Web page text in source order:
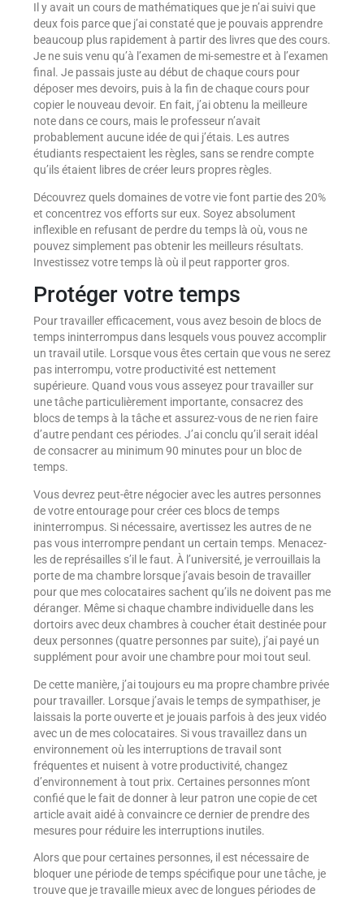
Il y avait un cours de mathématiques que je n’ai suivi que
deux fois parce que j’ai constaté que je pouvais apprendre
beaucoup plus rapidement à partir des livres que des cours.
Je ne suis venu qu’à l’examen de mi-semestre et à l’examen
final. Je passais juste au début de chaque cours pour
déposer mes devoirs, puis à la fin de chaque cours pour
copier le nouveau devoir. En fait, j’ai obtenu la meilleure
note dans ce cours, mais le professeur n’avait
probablement aucune idée de qui j’étais. Les autres
étudiants respectaient les règles, sans se rendre compte
qu’ils étaient libres de créer leurs propres règles.
Découvrez quels domaines de votre vie font partie des 20%
et concentrez vos efforts sur eux. Soyez absolument
inflexible en refusant de perdre du temps là où, vous ne
pouvez simplement pas obtenir les meilleurs résultats.
Investissez votre temps là où il peut rapporter gros.
Protéger votre temps
Pour travailler efficacement, vous avez besoin de blocs de
temps ininterrompus dans lesquels vous pouvez accomplir
un travail utile. Lorsque vous êtes certain que vous ne serez
pas interrompu, votre productivité est nettement
supérieure. Quand vous vous asseyez pour travailler sur
une tâche particulièrement importante, consacrez des
blocs de temps à la tâche et assurez-vous de ne rien faire
d’autre pendant ces périodes. J’ai conclu qu’il serait idéal
de consacrer au minimum 90 minutes pour un bloc de
temps.
Vous devrez peut-être négocier avec les autres personnes
de votre entourage pour créer ces blocs de temps
ininterrompus. Si nécessaire, avertissez les autres de ne
pas vous interrompre pendant un certain temps. Menacez-
les de représailles s’il le faut. À l’université, je verrouillais la
porte de ma chambre lorsque j’avais besoin de travailler
pour que mes colocataires sachent qu’ils ne doivent pas me
déranger. Même si chaque chambre individuelle dans les
dortoirs avec deux chambres à coucher était destinée pour
deux personnes (quatre personnes par suite), j’ai payé un
supplément pour avoir une chambre pour moi tout seul.
De cette manière, j’ai toujours eu ma propre chambre privée
pour travailler. Lorsque j’avais le temps de sympathiser, je
laissais la porte ouverte et je jouais parfois à des jeux vidéo
avec un de mes colocataires. Si vous travaillez dans un
environnement où les interruptions de travail sont
fréquentes et nuisent à votre productivité, changez
d’environnement à tout prix. Certaines personnes m’ont
confié que le fait de donner à leur patron une copie de cet
article avait aidé à convaincre ce dernier de prendre des
mesures pour réduire les interruptions inutiles.
Alors que pour certaines personnes, il est nécessaire de
bloquer une période de temps spécifique pour une tâche, je
trouve que je travaille mieux avec de longues périodes de